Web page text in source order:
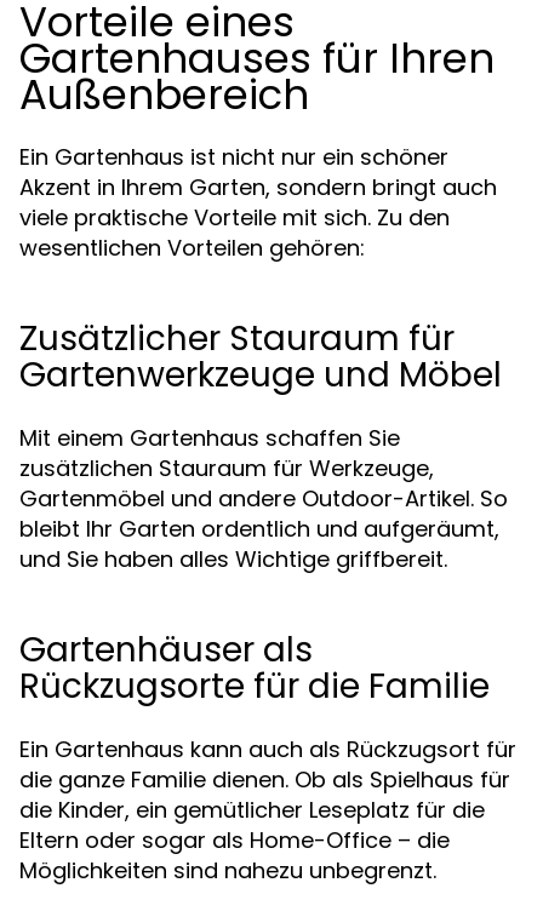
Vorteile eines
Gartenhauses für Ihren
Außenbereich
Ein Gartenhaus ist nicht nur ein schöner
Akzent in Ihrem Garten, sondern bringt auch
viele praktische Vorteile mit sich. Zu den
wesentlichen Vorteilen gehören:
Zusätzlicher Stauraum für
Gartenwerkzeuge und Möbel
Mit einem Gartenhaus schaffen Sie
zusätzlichen Stauraum für Werkzeuge,
Gartenmöbel und andere Outdoor-Artikel. So
bleibt Ihr Garten ordentlich und aufgeräumt,
und Sie haben alles Wichtige griffbereit.
Gartenhäuser als
Rückzugsorte für die Familie
Ein Gartenhaus kann auch als Rückzugsort für
die ganze Familie dienen. Ob als Spielhaus für
die Kinder, ein gemütlicher Leseplatz für die
Eltern oder sogar als Home-Office – die
Möglichkeiten sind nahezu unbegrenzt.